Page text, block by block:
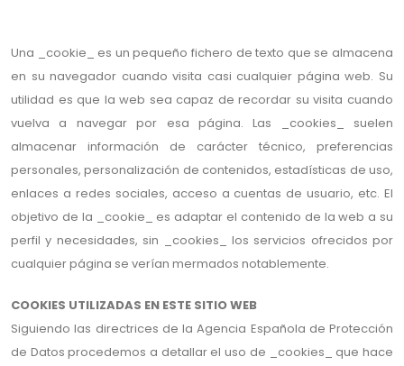
Una _cookie_ es un pequeño fichero de texto que se almacena
en su navegador cuando visita casi cualquier página web. Su
utilidad es que la web sea capaz de recordar su visita cuando
vuelva a navegar por esa página. Las _cookies_ suelen
almacenar información de carácter técnico, preferencias
personales, personalización de contenidos, estadísticas de uso,
enlaces a redes sociales, acceso a cuentas de usuario, etc. El
objetivo de la _cookie_ es adaptar el contenido de la web a su
perfil y necesidades, sin _cookies_ los servicios ofrecidos por
cualquier página se verían mermados notablemente.
COOKIES UTILIZADAS EN ESTE SITIO WEB
Siguiendo las directrices de la Agencia Española de Protección
de Datos procedemos a detallar el uso de _cookies_ que hace